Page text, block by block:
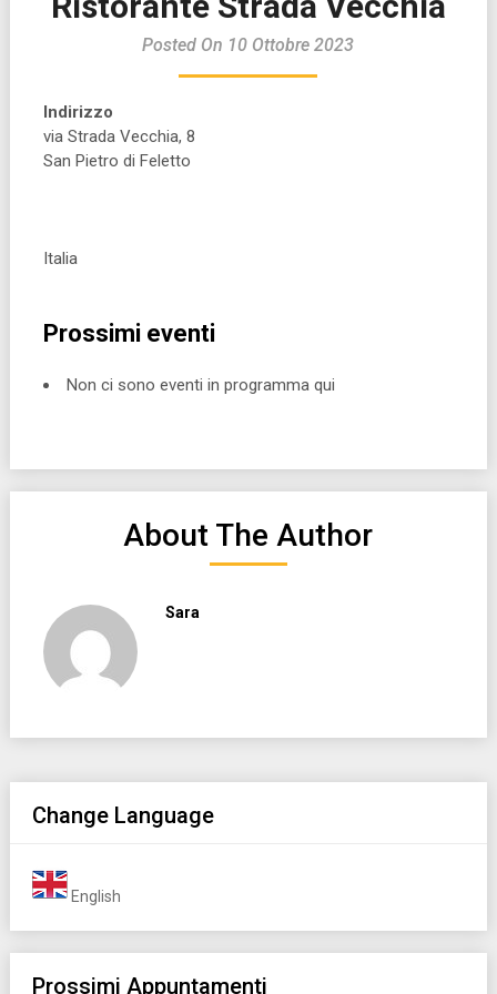
Posted On 10 Ottobre 2023
Indirizzo
via Strada Vecchia, 8
San Pietro di Feletto
Italia
Prossimi eventi
Non ci sono eventi in programma qui
About The Author
Sara
Change Language
English
Prossimi Appuntamenti